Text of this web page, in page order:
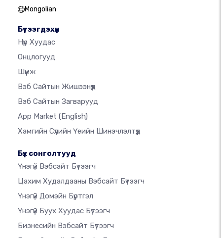
Mongolian
Бүтээгдэхүүн
Нүүр Хуудас
Онцлогууд
Шүүмж
Вэб Сайтын Жишээнүүд
Вэб Сайтын Загварууд
App Market (English)
Хамгийн Сүүлийн Үеийн Шинэчлэлтүүд
Бүх сонголтууд
Үнэгүй Вэбсайт Бүтээгч
Цахим Худалдааны Вэбсайт Бүтээгч
Үнэгүй Домэйн Бүртгэл
Үнэгүй Буух Хуудас Бүтээгч
Бизнесийн Вэбсайт Бүтээгч